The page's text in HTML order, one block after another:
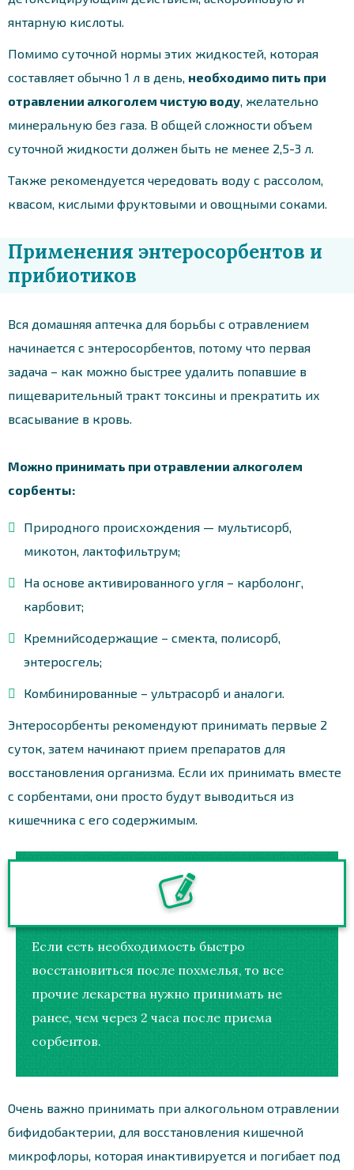
янтарную кислоты.
Помимо суточной нормы этих жидкостей, которая
составляет обычно 1 л в день, необходимо пить при
отравлении алкоголем чистую воду , желательно
минеральную без газа. В общей сложности объем
суточной жидкости должен быть не менее 2,5-3 л.
Также рекомендуется чередовать воду с рассолом,
квасом, кислыми фруктовыми и овощными соками.
Применения энтеросорбентов и
прибиотиков
Вся домашняя аптечка для борьбы с отравлением
начинается с энтеросорбентов, потому что первая
задача – как можно быстрее удалить попавшие в
пищеварительный тракт токсины и прекратить их
всасывание в кровь.
Можно принимать при отравлении алкоголем
сорбенты:
Природного происхождения — мультисорб,
микотон, лактофильтрум;
На основе активированного угля – карболонг,
карбовит;
Кремнийсодержащие – смекта, полисорб,
энтеросгель;
Комбинированные – ультрасорб и аналоги.
Энтеросорбенты рекомендуют принимать первые 2
суток, затем начинают прием препаратов для
восстановления организма. Если их принимать вместе
с сорбентами, они просто будут выводиться из
кишечника с его содержимым.
Если есть необходимость быстро
восстановиться после похмелья, то все
прочие лекарства нужно принимать не
ранее, чем через 2 часа после приема
сорбентов.
Очень важно принимать при алкогольном отравлении
бифидобактерии, для восстановления кишечной
микрофлоры, которая инактивируется и погибает под